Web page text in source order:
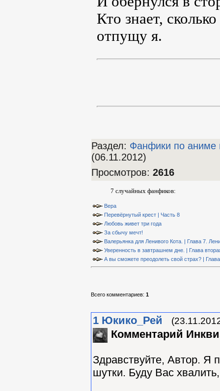
Кто знает,
отпущу я.
Раздел: Фанфики по аниме
(06.11.2012)
Просмотров: 2616
7 случайных фанфиков:
Вера
Перевёрнутый крест | Часть 8
Любовь живет три года
За сбычу мечт!
Валерьянка для Ленивого Кота. | Глава 7.
Уверенность в завтрашнем дне. | Глава
А вы сможете преодолеть свой страх? |
Всего комментариев: 1
1 Юкико_Рей
Комментарий
Здравствуйте, Автор. Я
шутки. Буду Вас